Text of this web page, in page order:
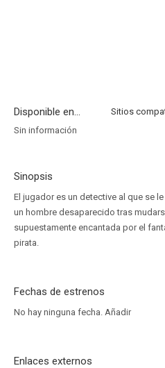
Disponible en...
Sin información
Sinopsis
El jugador es un detective al que se
un hombre desaparecido tras
supuestamente encantada por el
pirata.
Fechas de estrenos
No hay ninguna fecha. Añadir
Enlaces externos